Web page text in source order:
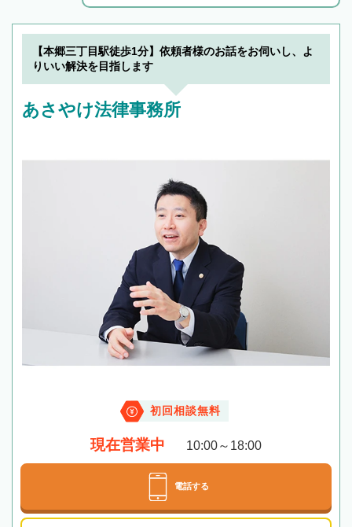
解決のみならず相続をトータルで任せることが
できます。また、相続は感情がからむ分野なの
でフィーリングも重要です。実際に電話や面談
で複数の弁護士と会話をしてウマが合う方に依
【本郷三丁目駅徒歩1分】依頼者様のお話をお伺いし、よ
りいい解決を目指します
あさやけ法律事務所
初回相談無料
現在営業中 10:00～18:00
電話する